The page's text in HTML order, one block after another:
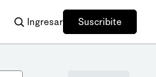
Ingresar Suscribite